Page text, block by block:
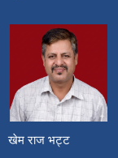
खेम राज भट्ट